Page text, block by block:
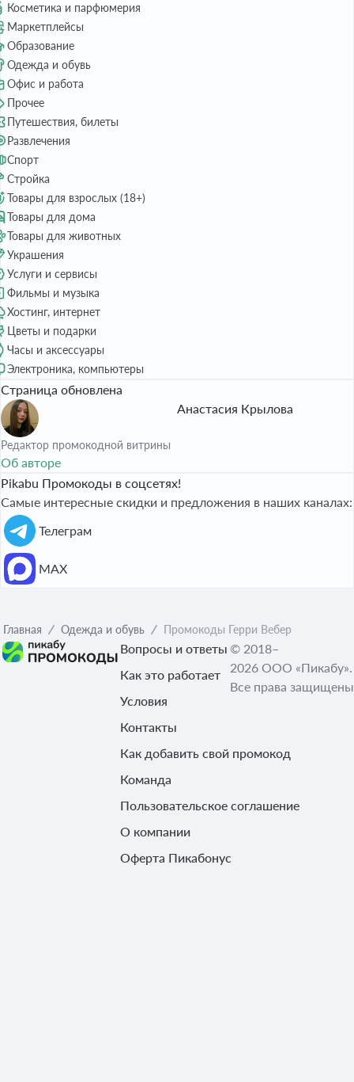
Косметика и парфюмерия
Маркетплейсы
Образование
Одежда и обувь
Офис и работа
Прочее
Путешествия, билеты
Развлечения
Спорт
Стройка
Товары для взрослых (18+)
Товары для дома
Товары для животных
Украшения
Услуги и сервисы
Фильмы и музыка
Хостинг, интернет
Цветы и подарки
Часы и аксессуары
Электроника, компьютеры
Страница обновлена
Анастасия Крылова
Редактор промокодной витрины
Об авторе
Pikabu Промокоды в соцсетях!
Самые интересные скидки и предложения в наших каналах:
Телеграм
МАХ
Главная Одежда и обувь Промокоды Герри Вебер
Вопросы и ответы
Как это работает
Условия
Контакты
Как добавить свой промокод
Команда
Пользовательское соглашение
О компании
Оферта Пикабонус
© 2018–
2026 ООО «Пикабу».
Все права защищены